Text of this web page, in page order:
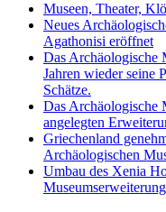
Museen, Theater,
Neues
Agathonisi eröffnet
Das Archäologische
Jahren wieder seine
Schätze.
Das Archäologische
angelegten
Griechenland
Archäologischen
Umbau des Xenia